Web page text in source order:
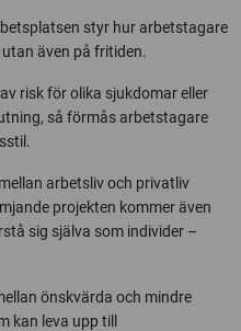
styr hur arbetstagare
även på fritiden.
risk för olika sjukdomar eller
så förmås arbetstagare
arbetsliv och privatliv
projekten kommer även
sig själva som individer –
önskvärda och mindre
kan leva upp till